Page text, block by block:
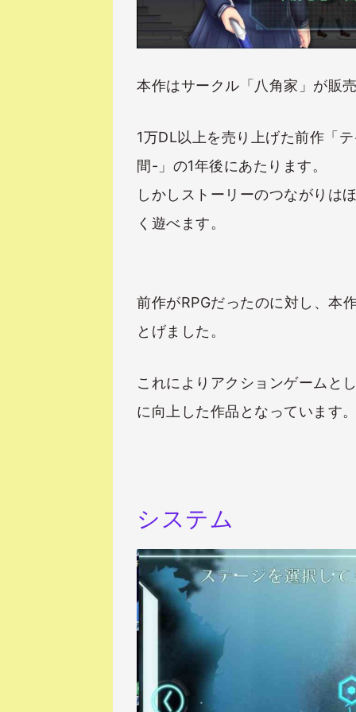
本作はサークル「八角家」が販
1万DL以上を売り上げた前作「
間-」の1年後にあたります。
しかしストーリーのつながりは
く遊べます。
前作がRPGだったのに対し、本
とげました。
これによりアクションゲームと
に向上した作品となっています
システム